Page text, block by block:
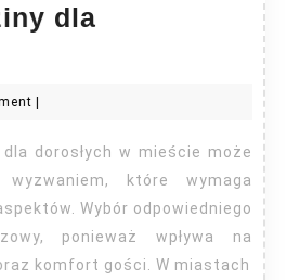
dla
|
które wymaga
Wybór odpowiedniego
ponieważ wpływa na
komfort gości. W miastach